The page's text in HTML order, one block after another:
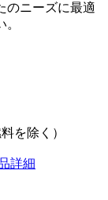
のニーズに最適
を除く）
詳細